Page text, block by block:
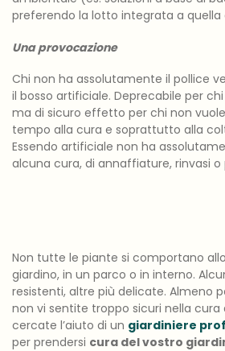
preferendo la lotto integrata a quella
Una provocazione
Chi non ha assolutamente il pollice
il bosso artificiale. Deprecabile per
ma di sicuro effetto per chi non
tempo alla cura e soprattutto alla
Essendo artificiale non ha
alcuna cura, di annaffiature, rinvasi
Non tutte le piante si comportano
giardino, in un parco o in interno.
resistenti, altre più delicate. Almeno
non vi sentite troppo sicuri nella cura
cercate l’aiuto di un giardiniere
per prendersi cura del vostro